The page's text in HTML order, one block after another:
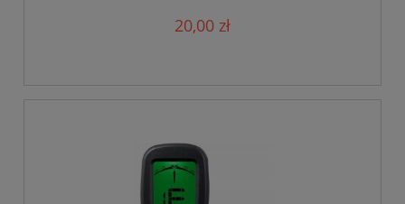
20,00 zł